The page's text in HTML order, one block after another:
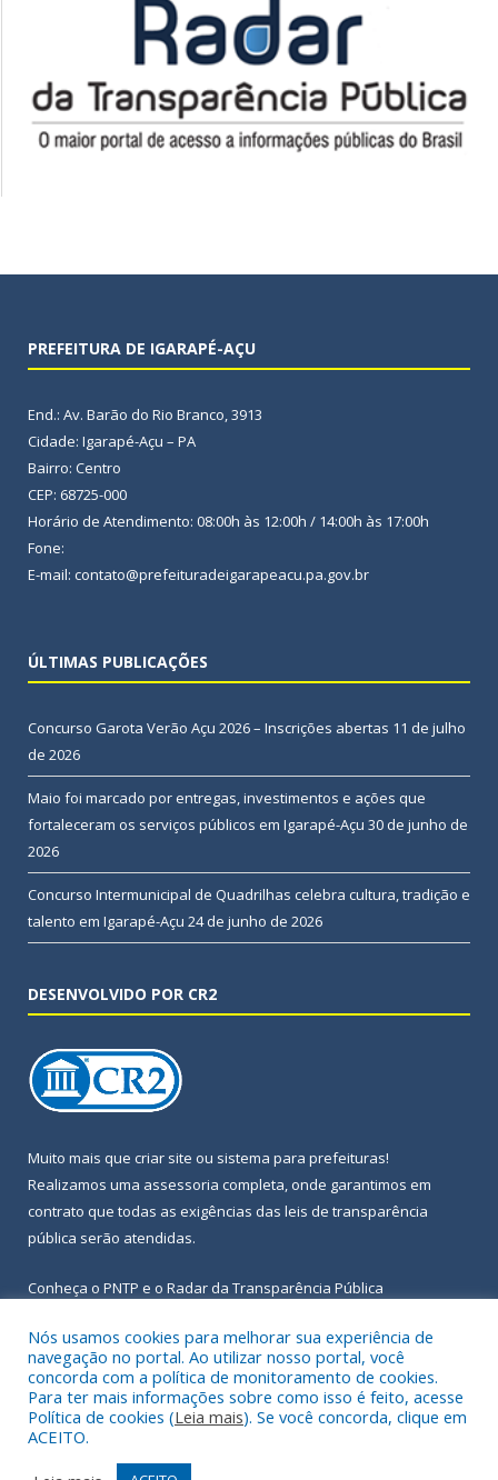
PREFEITURA DE IGARAPÉ-AÇU
End.: Av. Barão do Rio Branco, 3913
Cidade: Igarapé-Açu – PA
Bairro: Centro
CEP: 68725-000
Horário de Atendimento: 08:00h às 12:00h / 14:00h às 17:00h
Fone:
E-mail: contato@prefeituradeigarapeacu.pa.gov.br
ÚLTIMAS PUBLICAÇÕES
Concurso Garota Verão Açu 2026 – Inscrições abertas 11 de julho
de 2026
Maio foi marcado por entregas, investimentos e ações que
fortaleceram os serviços públicos em Igarapé-Açu 30 de junho de
2026
Concurso Intermunicipal de Quadrilhas celebra cultura, tradição e
talento em Igarapé-Açu 24 de junho de 2026
DESENVOLVIDO POR CR2
Muito mais que criar site ou sistema para prefeituras!
Realizamos uma assessoria completa, onde garantimos em
contrato que todas as exigências das leis de transparência
pública serão atendidas.
Conheça o PNTP e o Radar da Transparência Pública
Todos os direitos reservados a Prefeitura Municipal de Igarapé-
Açu.
Nós usamos cookies para melhorar sua experiência de
navegação no portal. Ao utilizar nosso portal, você
concorda com a política de monitoramento de cookies.
Para ter mais informações sobre como isso é feito, acesse
Política de cookies (Leia mais). Se você concorda, clique em
ACEITO.